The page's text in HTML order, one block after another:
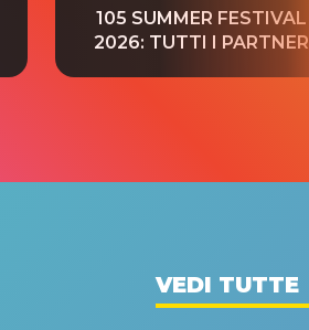
105 SUMMER FESTIVAL
2026: TUTTI I PARTNER
VEDI TUTTE